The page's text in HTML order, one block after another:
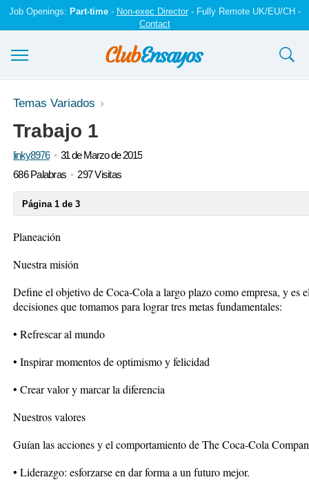
Job Openings: Part-time- Non-exec Director- Fully Remote UK/EU/CH -
Contact
Ensayos y trabajos
Registrarse
Iniciar sesión
Temas Variados
Trabajo 1
linky8976
31 de Marzo de 2015
686 Palabras
297 Visitas
Página 1 de 3
Planeación
Nuestra misión
Define el objetivo de Coca-Cola a largo plazo como empresa, y es
decisiones que tomamos para lograr tres metas fundamentales:
• Refrescar al mundo
• Inspirar momentos de optimismo y felicidad
• Crear valor y marcar la diferencia
Nuestros valores
Guían las acciones y el comportamiento de The Coca-Cola
• Liderazgo: esforzarse en dar forma a un futuro mejor.